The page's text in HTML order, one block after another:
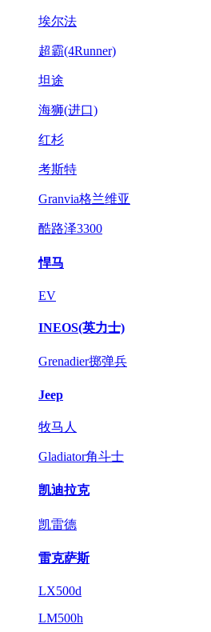
埃尔法
超霸(4Runner)
坦途
海狮(进口)
红杉
考斯特
Granvia格兰维亚
酷路泽3300
悍马
EV
INEOS(英力士)
Grenadier掷弹兵
Jeep
牧马人
Gladiator角斗士
凯迪拉克
凯雷德
雷克萨斯
LX500d
LM500h